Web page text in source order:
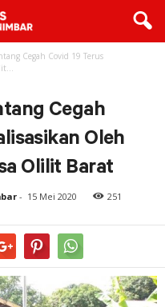
Cegah Covid 19 Terus
Cegah
Oleh
Olilit Barat
- 15 Mei 2020
251